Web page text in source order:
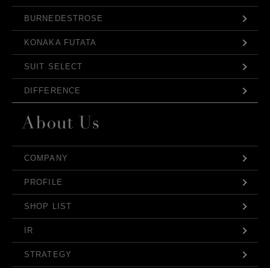
BURNEDESTROSE
KONAKA FUTATA
SUIT SELECT
DIFFERENCE
COMPANY
PROFILE
SHOP LIST
IR
STRATEGY